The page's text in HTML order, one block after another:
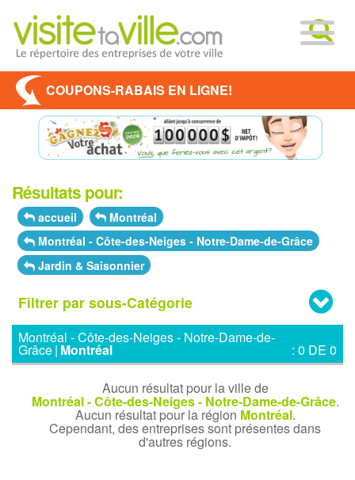
COUPONS-RABAIS EN LIGNE!
Résultats pour:
accueil
Montréal
Montréal - Côte-des-Neiges - Notre-Dame-de-Grâce
Jardin & Saisonnier
Filtrer par sous-Catégorie
Montréal - Côte-des-Neiges - Notre-Dame-de-
Grâce| Montréal : 0 DE 0
Aucun résultat pour la ville de
Montréal - Côte-des-Neiges - Notre-Dame-de-Grâce.
Aucun résultat pour la région Montréal.
Cependant, des entreprises sont présentes dans
d'autres régions.